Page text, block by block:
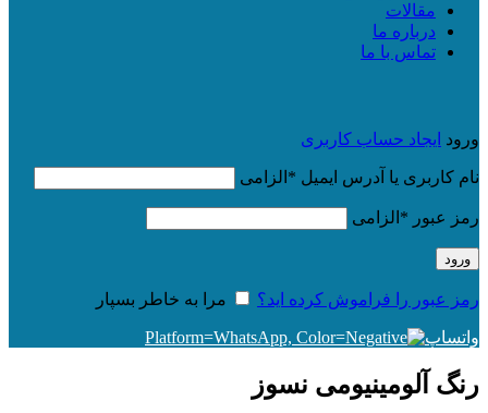
مقالات
درباره ما
تماس با ما
ورود ایجاد حساب کاربری
نام کاربری یا آدرس ایمیل * الزامی
رمز عبور * الزامی
ورود
رمز عبور را فراموش کرده اید؟ مرا به خاطر بسپار
واتساپ
رنگ آلومینیومی نسوز